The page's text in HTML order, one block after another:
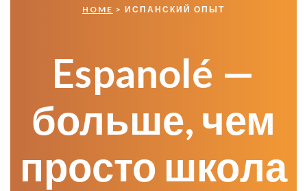
HOME > ИСПАНСКИЙ ОПЫТ
Espanolé —
больше, чем
просто школа